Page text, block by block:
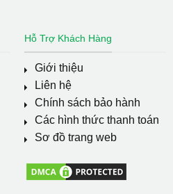
Hỗ Trợ Khách Hàng
Giới thiệu
Liên hệ
Chính sách bảo hành
Các hình thức thanh toán
Sơ đồ trang web